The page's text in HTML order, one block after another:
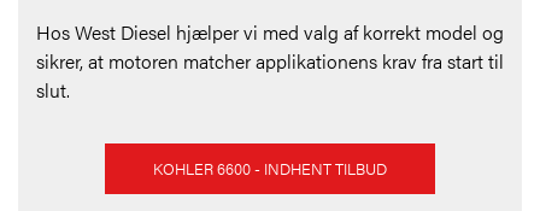
Hos West Diesel hjælper vi med valg af korrekt model og
sikrer, at motoren matcher applikationens krav fra start til
slut.
KOHLER 6600 - INDHENT TILBUD